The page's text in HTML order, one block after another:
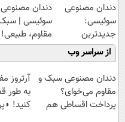
دندان مصنوعی
سوئیسی:
جدیدترین
فناوری اروپا،
سبک و مقاوم |
پرداخت قسطی
دندان مصنوعی
سوئیسی |
مقاوم، طبیعی!
ویزیت
اقساطی😍
از سراسر وب
دندان مصنوعی سبک و
مقاوم می‌خوای؟
پرداخت اقساطی هم
آرتروز
به طور
کنید!